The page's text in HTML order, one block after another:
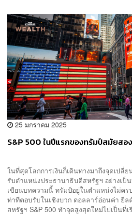
25 มกราคม 2025
S&P 500 ในปีแรกของทรัมป์สมัยสอง
ในที่สุดโลกการเงินก็เดินทางมาถึงจุดเปลี่
รับตำแหน่งประธานาธิบดีสหรัฐฯ อย่างเ
เขียนบทความนี้ ทรัมป์อยู่ในตำแหน่งไม่คร
ท่าทีตอบรับในเชิงบวก ดอลลาร์อ่อนค่า ยี
สหรัฐฯ S&P 500 ทำจุดสูงสุดใหม่ไปเป็นที่